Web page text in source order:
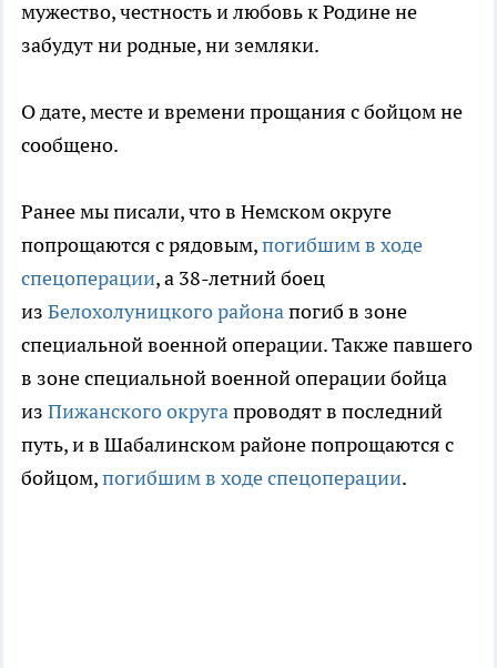
мужество, честность и любовь к Родине не
забудут ни родные, ни земляки.
О дате, месте и времени прощания с бойцом не
сообщено.
Ранее мы писали, что в Немском округе
попрощаются с рядовым,погибшим в ходе
спецоперации, а 38-летний боец
из Белохолуницкого районапогиб в зоне
специальной военной операции. Также павшего
в зоне специальной военной операции бойца
из Пижанского округапроводят в последний
путь, и в Шабалинском районе попрощаются с
бойцом,погибшим в ходе спецоперации.